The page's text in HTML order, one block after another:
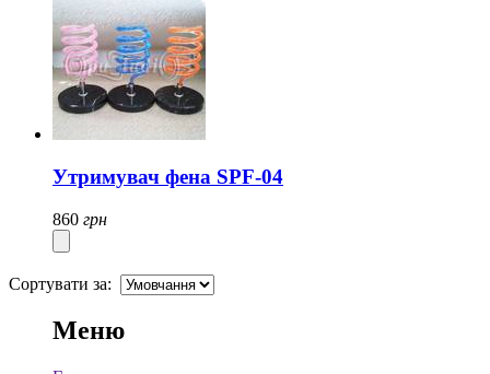
Утримувач фена SPF-04
860 грн
Сортувати за:
Меню